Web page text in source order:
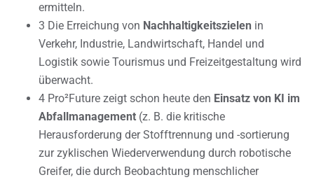
ermitteln.
3 Die Erreichung von Nachhaltigkeitszielen in
Verkehr, Industrie, Landwirtschaft, Handel und
Logistik sowie Tourismus und Freizeitgestaltung wird
überwacht.
4 Pro²Future zeigt schon heute den Einsatz von KI im
Abfallmanagement (z. B. die kritische
Herausforderung der Stofftrennung und -sortierung
zur zyklischen Wiederverwendung durch robotische
Greifer, die durch Beobachtung menschlicher